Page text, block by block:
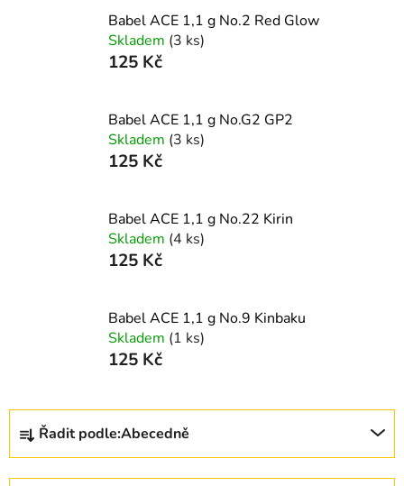
Babel ACE 1,1 g No.2 Red Glow
Skladem (3 ks)
125 Kč
Babel ACE 1,1 g No.G2 GP2
Skladem (3 ks)
125 Kč
Babel ACE 1,1 g No.22 Kirin
Skladem (4 ks)
125 Kč
Babel ACE 1,1 g No.9 Kinbaku
Skladem (1 ks)
125 Kč
Ř
z
Řadit podle:Abecedně